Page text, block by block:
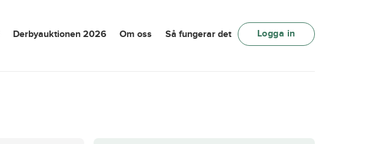
Derbyauktionen 2026 Om oss Så fungerar det Logga in